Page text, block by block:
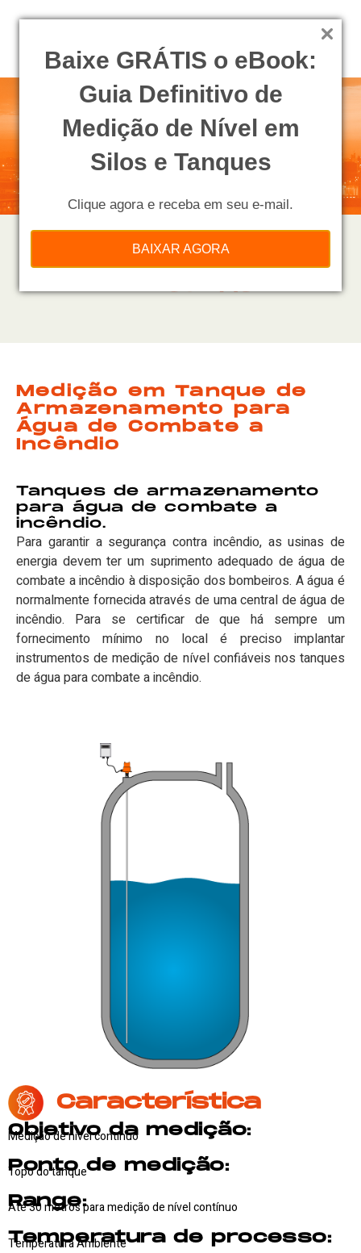
Baixe GRÁTIS o eBook:
Guia Definitivo de
Medição de Nível em
Silos e Tanques
Clique agora e receba em seu e-mail.
BAIXAR AGORA
PROCESSOS NAS
INDÚSTRIAS
Medição em Tanque de
Armazenamento para
Água de Combate a
Incêndio
Tanques de armazenamento
para água de combate a
incêndio.
Para garantir a segurança contra incêndio, as usinas de
energia devem ter um suprimento adequado de água de
combate a incêndio à disposição dos bombeiros. A água é
normalmente fornecida através de uma central de água de
incêndio. Para se certificar de que há sempre um
fornecimento mínimo no local é preciso implantar
instrumentos de medição de nível confiáveis nos tanques
de água para combate a incêndio.
Característica
Objetivo da medição:
Medição de nível contínuo
Ponto de medição:
Topo do tanque
Range:
Até 30 metros para medição de nível contínuo
Temperatura de processo:
Temperatura Ambiente